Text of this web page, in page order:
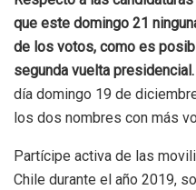
que este domingo 21
de los votos, como es
segunda vuelta presidencial.
día domingo 19 de
los dos nombres con más
Partícipe activa de las
Chile durante el año 2019,